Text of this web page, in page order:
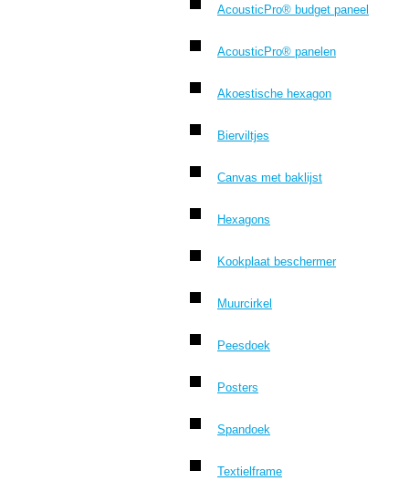
AcousticPro® budget paneel
AcousticPro® panelen
Akoestische hexagon
Bierviltjes
Canvas met baklijst
Hexagons
Kookplaat beschermer
Muurcirkel
Peesdoek
Posters
Spandoek
Textielframe